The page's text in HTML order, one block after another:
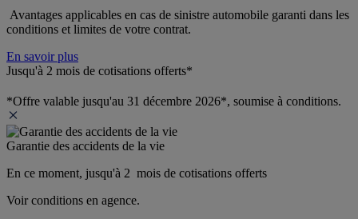
Avantages applicables en cas de sinistre automobile garanti dans les
conditions et limites de votre contrat.
En savoir plus
Jusqu'à 2 mois de cotisations offerts*
*Offre valable jusqu'au 31 décembre 2026*, soumise à conditions.
Garantie des accidents de la vie
En ce moment, jusqu'à 2  mois de cotisations offerts
Voir conditions en agence.